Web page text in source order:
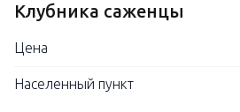
Клубника саженцы
Цена
Населенный пункт